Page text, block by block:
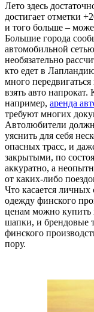
Лето здесь
достигает отметки
и того больше –
Большие города
автомобильной
необязательно
кто едет в
много
взять авто
например, аренда
требуют многих
Автолюбители
уяснить для себя
опасных трасс, и
закрытыми, по
аккуратно, а
от каких-либо
Что касается личных
одежду финского
ценам можно
шапки, и брендовые
финского
пору.